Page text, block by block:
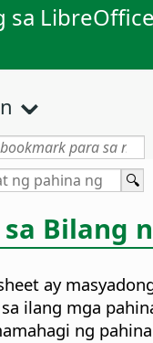
sa
Bilang
ay
ilang mga
ng